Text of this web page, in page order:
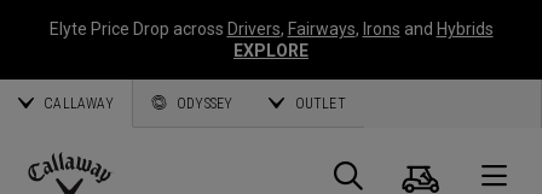
Elyte Price Drop across Drivers, Fairways, Irons and Hybrids
EXPLORE
CALLAWAY ODYSSEY OUTLET
Panier